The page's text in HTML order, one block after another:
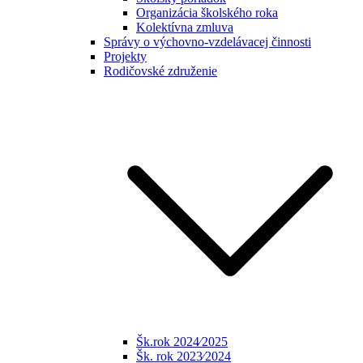
Organizácia školského roka
Kolektívna zmluva
Správy o výchovno-vzdelávacej činnosti
Projekty
Rodičovské združenie
Šk.rok 2024⁄2025
Šk. rok 2023⁄2024